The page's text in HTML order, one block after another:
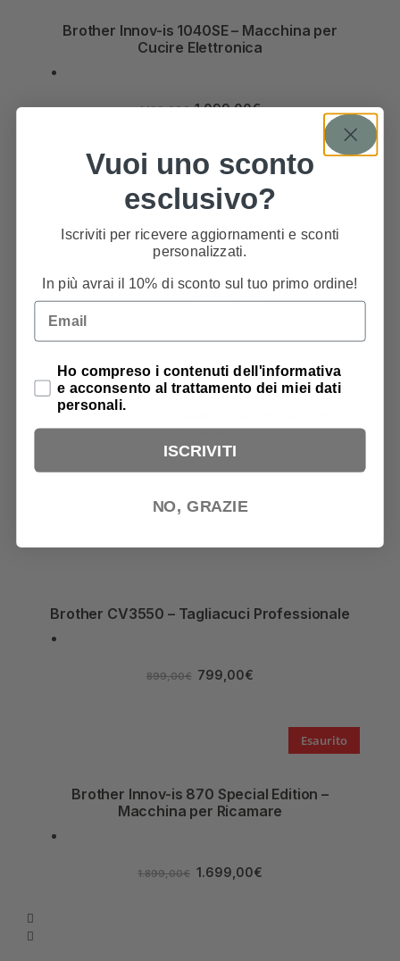
Brother Innov-is 1040SE – Macchina per
Cucire Elettronica
1.199,00€ 1.099,00€
Brother V3 LE – Ricamatrice
3.099,00€
Brother XT 27 – Macchina per Cucire
Meccanica
Brother CV3550 – Tagliacuci Professionale
899,00€ 799,00€
Esaurito
Brother Innov-is 870 Special Edition –
Macchina per Ricamare
1.899,00€ 1.699,00€
Vuoi uno sconto
esclusivo?
Iscriviti per ricevere aggiornamenti e sconti
personalizzati.
In più avrai il 10% di sconto sul tuo primo ordine!
Email
Privacy Policy
Ho compreso i contenuti dell'informativa
e acconsento al trattamento dei miei dati
personali.
ISCRIVITI
NO, GRAZIE